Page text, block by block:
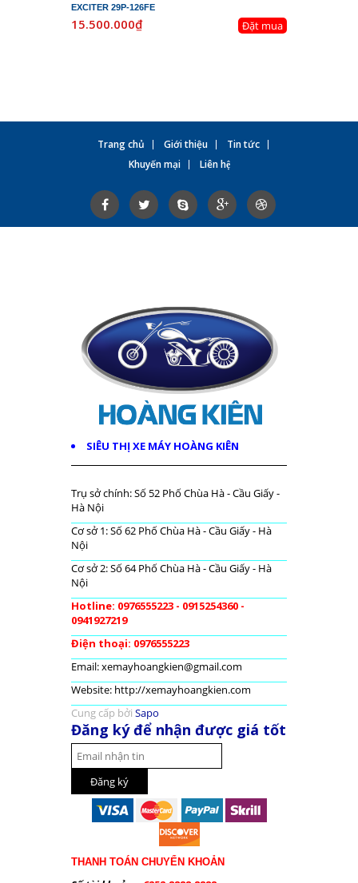
EXCITER 29P-126FE
15.500.000₫ Đặt mua
Trang chủ Giới thiệu
Tin tức
Khuyến mại
Liên hệ
SIÊU THỊ XE MÁY HOÀNG KIÊN
Trụ sở chính: Số 52 Phố Chùa Hà - Cầu Giấy -
Hà Nội
Cơ sở 1: Số 62 Phố Chùa Hà - Cầu Giấy - Hà
Nội
Cơ sở 2: Số 64 Phố Chùa Hà - Cầu Giấy - Hà
Nội
Hotline: 0976555223 - 0915254360 -
0941927219
Điện thoại: 0976555223
Email: xemayhoangkien@gmail.com
Website: http://xemayhoangkien.com
Cung cấp bởi Sapo
Đăng ký để nhận được giá tốt
THANH TOÁN CHUYỂN KHOẢN